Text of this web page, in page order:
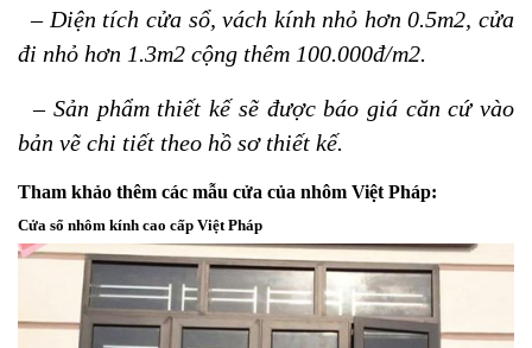
– Diện tích cửa sổ, vách kính nhỏ hơn 0.5m2, cửa
đi nhỏ hơn 1.3m2 cộng thêm 100.000đ/m2.
– Sản phẩm thiết kế sẽ được báo giá căn cứ vào
bản vẽ chi tiết theo hồ sơ thiết kế.
Tham khảo thêm các mẫu cửa của nhôm Việt Pháp:
Cửa sổ nhôm kính cao cấp Việt Pháp